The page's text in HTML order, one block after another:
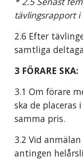
tävlingsrapport i
2.6 Efter
samtliga
3 FÖRARE SKA:
3.1 Om förare
ska de placeras
samma pris.
3.2 Vid
antingen